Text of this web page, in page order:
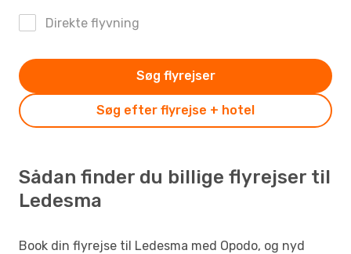
Direkte flyvning
Søg efter flyrejse + hotel
Søg flyrejser
Sådan finder du billige flyrejser til
Ledesma
Book din flyrejse til Ledesma med Opodo, og nyd